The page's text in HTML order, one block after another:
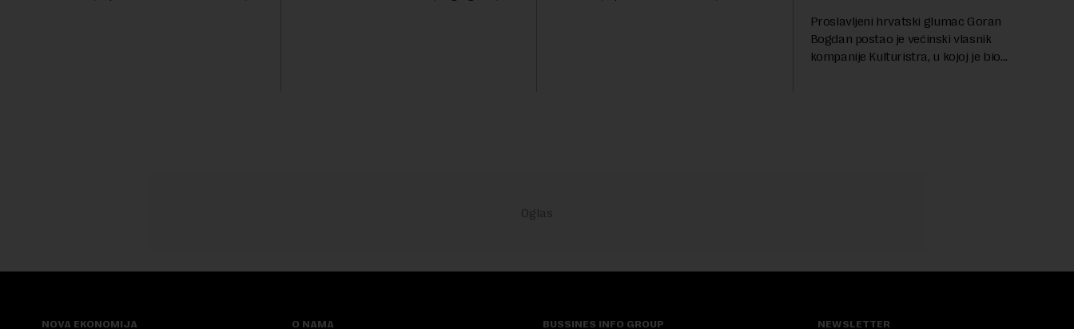
Proslavljeni hrvatski glumac Goran
Bogdan postao je većinski vlasnik
kompanije Kulturistra, u kojoj je bio
NOVA EKONOMIJA O NAMA BUSSINES INFO GROUP NEWSLETTER